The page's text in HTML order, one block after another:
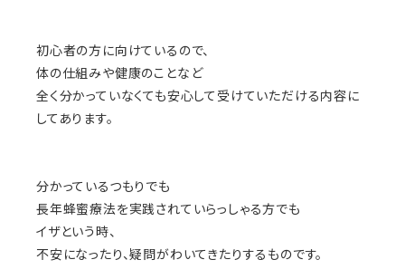
初心者の方に向けているので、
体の仕組みや健康のことなど
全く分かっていなくても安心して受けていただける内容に
してあります。
分かっているつもりでも
長年蜂蜜療法を実践されていらっしゃる方でも
イザという時、
不安になったり、疑問がわいてきたりするものです。